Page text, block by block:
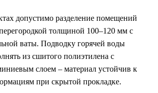
допустимо разделение помещений
толщиной 100–120 мм с
ваты. Подводку горячей воды
из сшитого полиэтилена с
слоем – материал устойчив к
при скрытой прокладке.